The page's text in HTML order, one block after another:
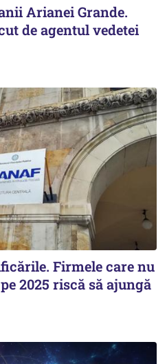
Arianei Grande.
de agentul vedetei
Firmele care nu
2025 riscă să ajungă